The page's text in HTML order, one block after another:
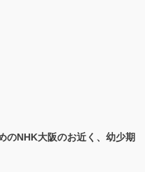
のNHK大阪のお近く、幼少期